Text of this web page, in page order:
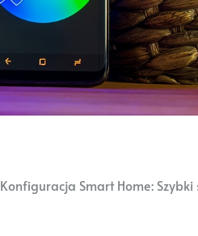
Konfiguracja Smart Home: Szybki